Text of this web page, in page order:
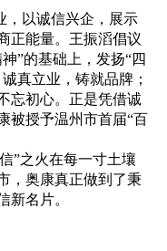
，以诚信兴企，展示
正能量。王振滔倡议
”的基础上，发扬“四
真立业，铸就品牌；
忘初心。正是凭借诚
被授予温州市首届“百
”之火在每一寸土壤
，奥康真正做到了秉
新名片。